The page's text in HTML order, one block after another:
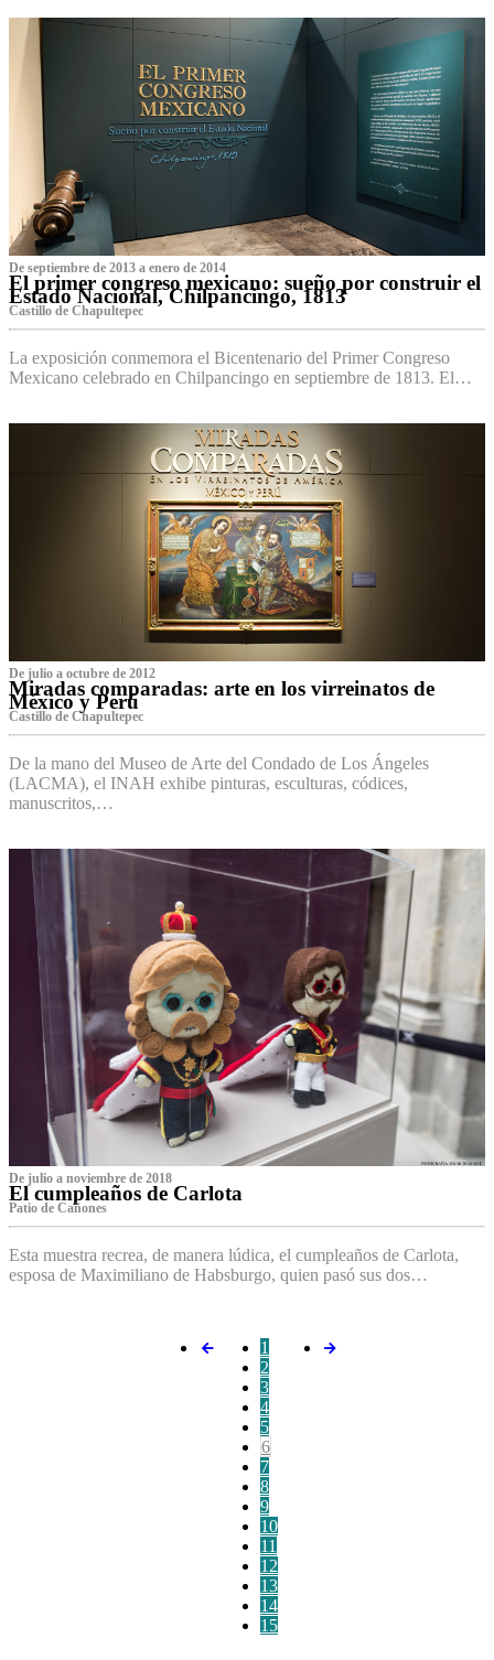
De septiembre de 2013 a enero de 2014
El primer congreso mexicano: sueño por construir el
Estado Nacional, Chilpancingo, 1813
Castillo de Chapultepec
La exposición conmemora el Bicentenario del Primer Congreso
Mexicano celebrado en Chilpancingo en septiembre de 1813. El…
De julio a octubre de 2012
Miradas comparadas: arte en los virreinatos de
México y Perú
Castillo de Chapultepec
De la mano del Museo de Arte del Condado de Los Ángeles
(LACMA), el INAH exhibe pinturas, esculturas, códices,
manuscritos,…
De julio a noviembre de 2018
El cumpleaños de Carlota
Patio de Cañones
Esta muestra recrea, de manera lúdica, el cumpleaños de Carlota,
esposa de Maximiliano de Habsburgo, quien pasó sus dos…
1
2
3
4
5
6
7
8
9
10
11
12
13
14
15